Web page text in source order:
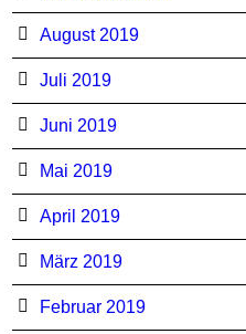
August 2019
Juli 2019
Juni 2019
Mai 2019
April 2019
März 2019
Februar 2019